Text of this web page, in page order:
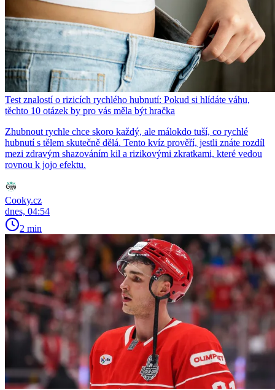
Test znalostí o rizicích rychlého hubnutí: Pokud si hlídáte váhu,
těchto 10 otázek by pro vás měla být hračka
Zhubnout rychle chce skoro každý, ale málokdo tuší, co rychlé
hubnutí s tělem skutečně dělá. Tento kvíz prověří, jestli znáte rozdíl
mezi zdravým shazováním kil a rizikovými zkratkami, které vedou
rovnou k jojo efektu.
Cooky.cz
dnes, 04:54
2 min